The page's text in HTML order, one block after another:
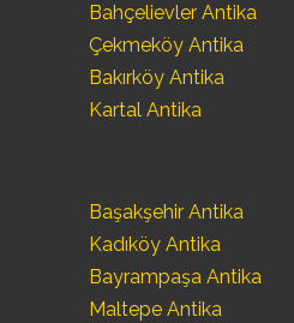
Bahçelievler Antika
Çekmeköy Antika
Bakırköy Antika
Kartal Antika
Başakşehir Antika
Kadıköy Antika
Bayrampaşa Antika
Maltepe Antika